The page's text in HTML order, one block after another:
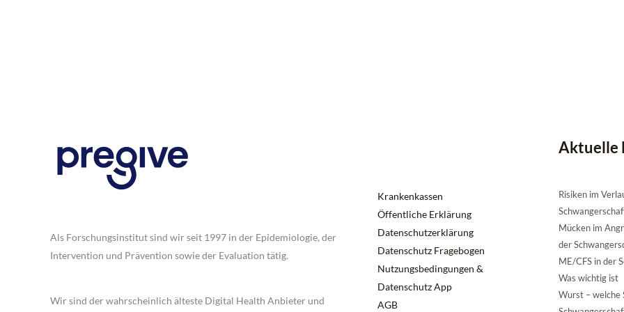
Als Forschungsinstitut sind wir seit 1997 in der Epidemiologie, der
Intervention und Prävention sowie der Evaluation tätig.
Wir sind der wahrscheinlich älteste Digital Health Anbieter und
Krankenkassen
Öffentliche Erklärung
Datenschutzerklärung
Datenschutz Fragebogen
Nutzungsbedingungen &
Datenschutz App
AGB
Aktuelle
Risiken im
Mücken im
der
ME/CFS in der
Was wichtig ist
Wurst – welche